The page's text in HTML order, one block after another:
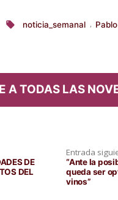
Etiquetas:
noticia_semanal ,
A TODAS LAS
DE
DEL
Entrada
“Ante la
queda ser
vinos”